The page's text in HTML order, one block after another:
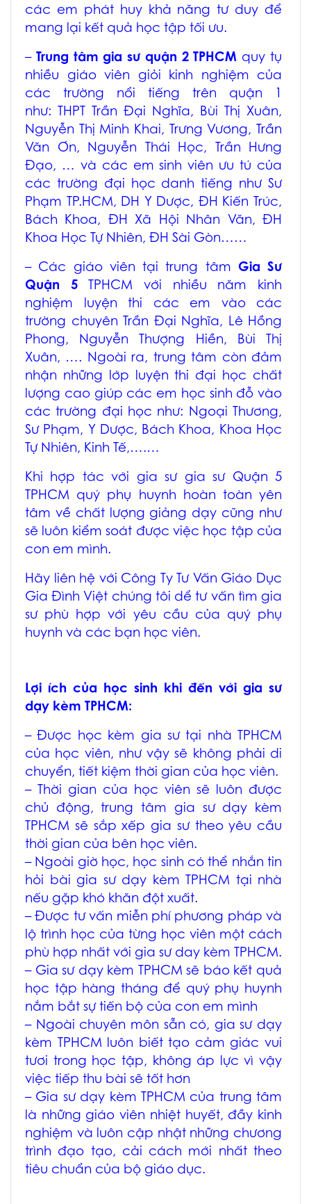
các em phát huy khả năng tư duy để
mang lại kết quả học tập tối ưu.
– Trung tâmgia sư quận 2 TPHCM quy tụ
nhiều giáo viên giỏi kinh nghiệm của
các trường nổi tiếng trên quận 1
như: THPT Trần Đại Nghĩa, Bùi Thị Xuân,
Nguyễn Thị Minh Khai, Trưng Vương, Trần
Văn Ơn, Nguyễn Thái Học, Trần Hưng
Đạo, … và các em sinh viên ưu tú của
các trường đại học danh tiếng như Sư
Phạm TP.HCM, DH Y Dược, ĐH Kiến Trúc,
Bách Khoa, ĐH Xã Hội Nhân Văn, ĐH
Khoa Học Tự Nhiên, ĐH Sài Gòn……
– Các giáo viên tạitrung tâm Gia Sư
Quận 5TPHCM với nhiều năm kinh
nghiệm luyện thi các em vào các
trường chuyên Trần Đại Nghĩa, Lê Hồng
Phong, Nguyễn Thượng Hiền, Bùi Thị
Xuân, …. Ngoài ra, trung tâm còn đảm
nhận những lớp luyện thi đại học chất
lượng cao giúp các em học sinh đỗ vào
các trường đại học như: Ngoại Thương,
Sư Phạm, Y Dược, Bách Khoa, Khoa Học
Tự Nhiên, Kinh Tế,….…
Khi hợp tác với gia sư gia sư Quận 5
TPHCM quý phụ huynh hoàn toàn yên
tâm về chất lượng giảng dạy cũng như
sẽ luôn kiểm soát được việc học tập của
con em mình.
Hãy liên hệ với Công Ty Tư Vấn Giáo Dục
Gia Đình Việt chúng tôi dể tư vấn tìm gia
sư phù hợp với yêu cầu của quý phụ
huynh và các bạn học viên.
Lợi ích của học sinh khi đến với gia sư
dạy kèm TPHCM:
– Được học kèm gia sư tại nhà TPHCM
của học viên, như vậy sẽ không phải di
chuyển, tiết kiệm thời gian của học viên.
– Thời gian của học viên sẽ luôn được
chủ động, trung tâm gia sư dạy kèm
TPHCM sẽ sắp xếp gia sư theo yêu cầu
thời gian của bên học viên.
– Ngoài giờ học, học sinh có thể nhắn tin
hỏi bài gia sư dạy kèm TPHCM tại nhà
nếu gặp khó khăn đột xuất.
– Được tư vấn miễn phí phương pháp và
lộ trình học của từng học viên một cách
phù hợp nhất với gia sư day kèm TPHCM.
– Gia sư dạy kèm TPHCM sẽ báo kết quả
học tập hàng tháng để quý phụ huynh
nắm bắt sự tiến bộ của con em mình
– Ngoài chuyên môn sẵn có, gia sư dạy
kèm TPHCM luôn biết tạo cảm giác vui
tươi trong học tập, không áp lực vì vậy
việc tiếp thu bài sẽ tốt hơn
– Gia sư dạy kèm TPHCM của trung tâm
là những giáo viên nhiệt huyết, đầy kinh
nghiệm và luôn cập nhật những chương
trình đạo tạo, cải cách mới nhất theo
tiêu chuẩn của bộ giáo dục.